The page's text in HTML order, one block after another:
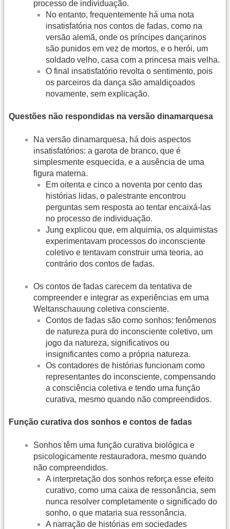
processo de individuação.
No entanto, frequentemente há uma nota
insatisfatória nos contos de fadas, como na
versão alemã, onde os príncipes dançarinos
são punidos em vez de mortos, e o herói, um
soldado velho, casa com a princesa mais velha.
O final insatisfatório revolta o sentimento, pois
os parceiros da dança são amaldiçoados
novamente, sem explicação.
Questões não respondidas na versão dinamarquesa
Na versão dinamarquesa, há dois aspectos
insatisfatórios: a garota de branco, que é
simplesmente esquecida, e a ausência de uma
figura materna.
Em oitenta e cinco a noventa por cento das
histórias lidas, o palestrante encontrou
perguntas sem resposta ao tentar encaixá-las
no processo de individuação.
Jung explicou que, em alquimia, os alquimistas
experimentavam processos do inconsciente
coletivo e tentavam construir uma teoria, ao
contrário dos contos de fadas.
Os contos de fadas carecem da tentativa de
compreender e integrar as experiências em uma
Weltanschauung coletiva consciente.
Contos de fadas são como sonhos: fenômenos
de natureza pura do inconsciente coletivo, um
jogo da natureza, significativos ou
insignificantes como a própria natureza.
Os contadores de histórias funcionam como
representantes do inconsciente, compensando
a consciência coletiva e tendo uma função
curativa, mesmo quando não compreendidos.
Função curativa dos sonhos e contos de fadas
Sonhos têm uma função curativa biológica e
psicologicamente restauradora, mesmo quando
não compreendidos.
A interpretação dos sonhos reforça esse efeito
curativo, como uma caixa de ressonância, sem
nunca resolver completamente o significado do
sonho, o que mataria sua ressonância.
A narração de histórias em sociedades